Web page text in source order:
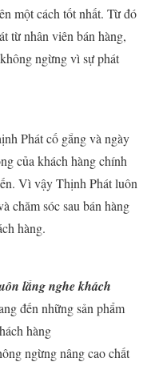
một cách tốt nhất. Từ đó
từ nhân viên bán hàng,
ngừng vì sự phát
Phát cố gắng và ngày
của khách hàng chính
Vì vậy Thịnh Phát luôn
chăm sóc sau bán hàng
hàng.
lắng nghe khách
đến những sản phẩm
hàng
ngừng nâng cao chất